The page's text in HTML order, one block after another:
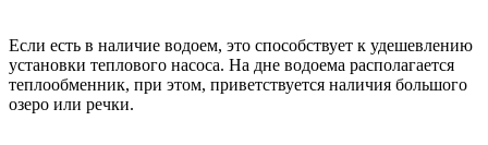
Если есть в наличие водоем, это способствует к удешевлению
установки теплового насоса. На дне водоема располагается
теплообменник, при этом, приветствуется наличия большого
озеро или речки.